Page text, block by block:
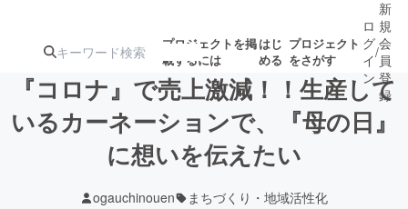
プロジェクトを掲
載するには
はじ
める
プロジェクト
をさがす
注目のリ 注目の新着プロ募集終了が近いプ
ロ
グ
イ
ン
/
新
規
会
員
登
録
『コロナ』で売上激減！！生産して
いるカーネーションで、『母の日』
に想いを伝えたい
ogauchinouen まちづくり・地域活性化